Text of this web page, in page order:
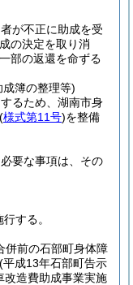
が不正に助成を受
の決定を取り消
部の返還を命ずる
簿の整理等)
るため、湖南市身
(様式第11号)を整備
要な事項は、その
する。
併前の石部町身体障
(平成13年石部町告示
改造費助成事業実施